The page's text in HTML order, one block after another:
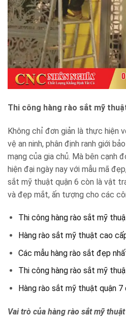
Thi công hàng rào sắt mỹ
Không chỉ đơn giản là thực hiện
vệ an ninh, phân định ranh giới
mạng của gia chủ. Mà bên cạnh
hiện đại ngày nay với mẫu mã
sắt mỹ thuật quận 6 còn là vật
và đẹp mắt, ấn tượng cho các
Thi công hàng rào sắt mỹ
Hàng rào sắt mỹ thuật cao
Các mẫu hàng rào sắt đẹp
Thi công hàng rào sắt mỹ
Hàng rào sắt mỹ thuật quận
Vai trò của hàng rào sắt mỹ